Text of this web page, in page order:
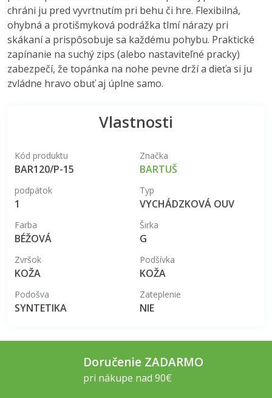
chráni ju pred vyvrtnutím pri behu či hre. Flexibilná,
ohybná a protišmyková podrážka tlmí nárazy pri
skákaní a prispôsobuje sa každému pohybu. Praktické
zapínanie na suchý zips (alebo nastaviteľné pracky)
zabezpečí, že topánka na nohe pevne drží a dieťa si ju
zvládne hravo obuť aj úplne samo.
Vlastnosti
Kód produktu
BAR120/P-15
Značka
BARTUŠ
podpätok
1
Typ
VYCHÁDZKOVÁ OUV
Farba
BÉŽOVÁ
Širka
G
Zvršok
KOŽA
Podšívka
KOŽA
Podošva
SYNTETIKA
Zateplenie
NIE
Doručenie ZADARMO
pri nákupe nad 90€